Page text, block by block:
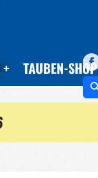
TAUBEN-SHOP